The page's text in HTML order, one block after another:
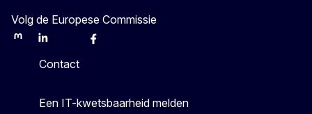
Volg de Europese Commissie
MastodonLinkedInBlueskyFacebook
Contact
Een IT-kwetsbaarheid melden